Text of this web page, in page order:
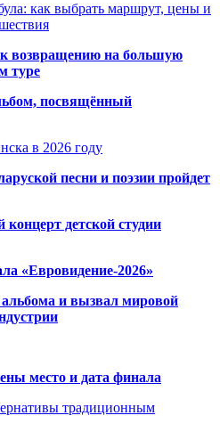
как выбрать маршрут, цены и
возвращению на большую
туре
посвящённый
в 2026 году
песни и поэзии пройдет
детской студии
«Евровидение-2026»
и вызвал мировой
место и дата финала
традиционным